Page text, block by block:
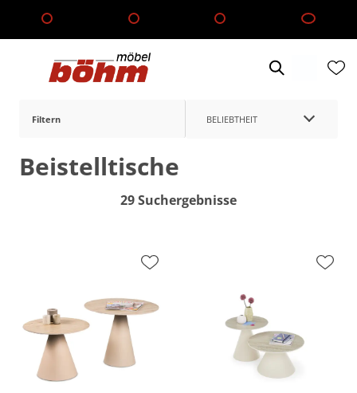
Filtern BELIEBTHEIT
Beistelltische
29 Suchergebnisse